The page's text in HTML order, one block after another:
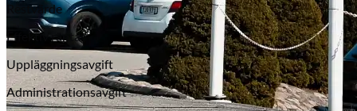
Restvärde
Effektiv ränta
Uppläggningsavgift
Administrationsavgift